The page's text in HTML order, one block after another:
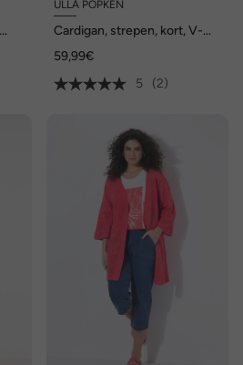
ULLA POPKEN
Cardigan, strepen, kort, V-
59,99€
5
(2)